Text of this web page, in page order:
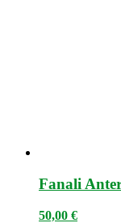
Fanali
50,00 €